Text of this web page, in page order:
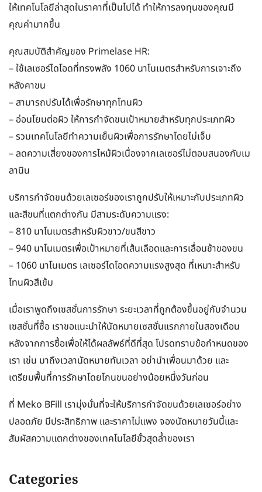
ให้เทคโนโลยีล่าสุดในราคาที่เป็นไปได้ ทำให้การลงทุนของคุณมี
คุณค่ามากขึ้น
คุณสมบัติสำคัญของ Primelase HR:
– ใช้เลเซอร์ไดโอดที่ทรงพลัง 1060 นาโนเมตรสำหรับการเจาะถึง
หลังคาขน
– สามารถปรับได้เพื่อรักษาทุกโทนผิว
– อ่อนโยนต่อผิว ให้การกำจัดขนเป้าหมายสำหรับทุกประเภทผิว
– รวมเทคโนโลยีทำความเย็นผิวเพื่อการรักษาโดยไม่เจ็บ
– ลดความเสี่ยงของการไหม้ผิวเนื่องจากเลเซอร์ไม่ตอบสนองกับเม
ลานิน
บริการกำจัดขนด้วยเลเซอร์ของเราถูกปรับให้เหมาะกับประเภทผิว
และสีขนที่แตกต่างกัน มีสามระดับความแรง:
– 810 นาโนเมตรสำหรับผิวขาว/ขนสีขาว
– 940 นาโนเมตรเพื่อเป้าหมายที่เส้นเลือดและการเลื่อนช้าของขน
– 1060 นาโนเมตร เลเซอร์ไดโอดความแรงสูงสุด ที่เหมาะสำหรับ
โทนผิวสีเข้ม
เมื่อเราพูดถึงเซสชั่นการรักษา ระยะเวลาที่ถูกต้องขึ้นอยู่กับจำนวน
เซสชั่นที่ซื้อ เราขอแนะนำให้นัดหมายเซสชั่นแรกภายในสองเดือน
หลังจากการซื้อเพื่อให้ได้ผลลัพธ์ที่ดีที่สุด โปรดทราบข้อกำหนดของ
เรา เช่น มาถึงเวลานัดหมายทันเวลา อย่านำเพื่อนมาด้วย และ
เตรียมพื้นที่การรักษาโดยโกนขนอย่างน้อยหนึ่งวันก่อน
ที่ Meko BFill เรามุ่งมั่นที่จะให้บริการกำจัดขนด้วยเลเซอร์อย่าง
ปลอดภัย มีประสิทธิภาพ และราคาไม่แพง จองนัดหมายวันนี้และ
สัมผัสความแตกต่างของเทคโนโลยีขั้วสุดล้ำของเรา
Categories